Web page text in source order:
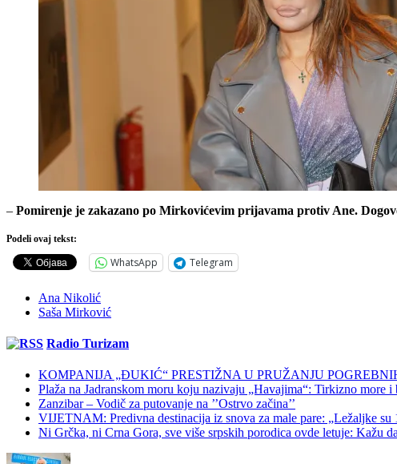
– Pomirenje je zakazano po Mirkovićevim prijavama protiv Ane.
Podeli ovaj tekst:
WhatsApp Telegram
Ana Nikolić
Saša Mirković
Radio Turizam
KOMPANIJA „ĐUKIĆ“ PRESTIŽNA U PRUŽANJU
Plaža na Jadranskom moru koju nazivaju „Havajima“: Tirkizno more
Zanzibar – Vodič za putovanje na ’’Ostrvo začina’’
VIJETNAM: Predivna destinacija iz snova za male pare: „Ležaljke su
Ni Grčka, ni Crna Gora, sve više srpskih porodica ovde letuje: Kažu